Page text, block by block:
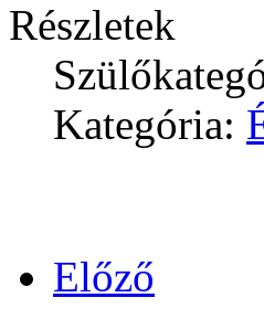
Részletek
Kategória:
Előző